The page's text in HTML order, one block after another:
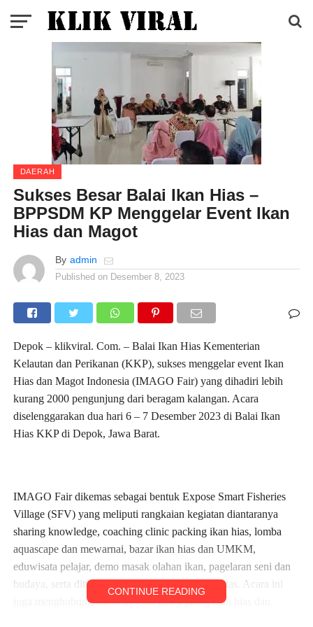
DAERAH
Sukses Besar Balai Ikan Hias –
BPPSDM KP Menggelar Event Ikan
Hias dan Magot
By admin
Published on Desember 8, 2023
Depok – klikviral. Com. – Balai Ikan Hias Kementerian
Kelautan dan Perikanan (KKP), sukses menggelar event Ikan
Hias dan Magot Indonesia (IMAGO Fair) yang dihadiri lebih
kurang 2000 pengunjung dari beragam kalangan. Acara
diselenggarakan dua hari 6 – 7 Desember 2023 di Balai Ikan
Hias KKP di Depok, Jawa Barat.
IMAGO Fair dikemas sebagai bentuk Expose Smart Fisheries
Village (SFV) yang meliputi rangkaian kegiatan diantaranya
sharing knowledge, coaching clinic packing ikan hias, lomba
aquascape dan mewarnai, bazar ikan hias dan UMKM,
eduwisata pelajar, demo masak olahan ikan, pagelaran seni dan
budaya, serta ditutup dengan pasar digital ikan hias. Acara ini
juga menghubungkan kemitraan dan jejaring ikan hias dan
CONTINUE READING